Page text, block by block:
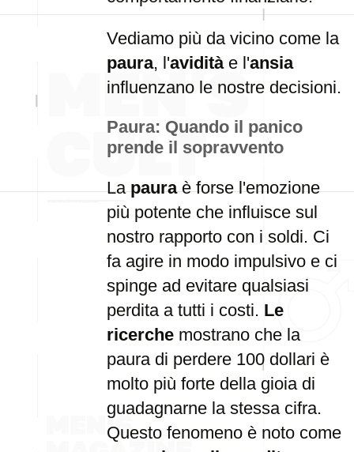
Vediamo più da vicino come la
paura, l'aviditàe l'ansia
influenzano le nostre decisioni.
Paura: Quando il panico
prende il sopravvento
Lapauraè forse l'emozione
più potente che influisce sul
nostro rapporto con i soldi. Ci
fa agire in modo impulsivo e ci
spinge ad evitare qualsiasi
perdita a tutti i costi. Le
ricerche mostrano che la
paura di perdere 100 dollari è
molto più forte della gioia di
guadagnarne la stessa cifra.
Questo fenomeno è noto come